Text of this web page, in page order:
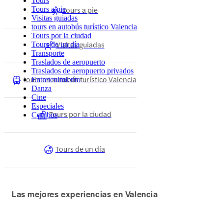
Tours a pie
Visitas guiadas
tours en autobús turístico Valencia
Tours por la ciudad
Tours de un día
Transporte
Traslados de aeropuerto
Traslados de aeropuerto privados
Entretenimiento
Danza
Cine
Especiales
Combos
Tours a pie
Visitas guiadas
tours en autobús turístico Valencia
Tours por la ciudad
Tours de un día
Las mejores experiencias en Valencia